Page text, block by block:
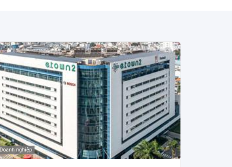
Doanh nghiệp